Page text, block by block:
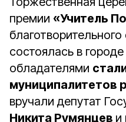
премии «Учитель
состоялась в
обладателями
муниципалитетов
вручали депутат
Никита Румянцев и